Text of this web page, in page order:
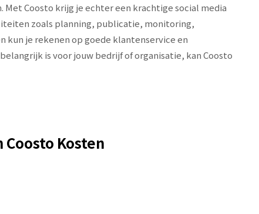
Coosto krijg je echter een krachtige social media
zoals planning, publicatie, monitoring,
kun je rekenen op goede klantenservice en
is voor jouw bedrijf of organisatie, kan Coosto
Kosten